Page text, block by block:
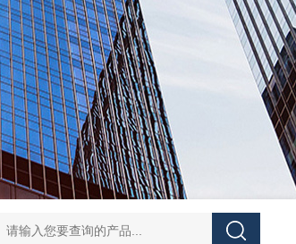
爱安德分析电子天平 SJ-210当天发货三丰/Mitutoyo